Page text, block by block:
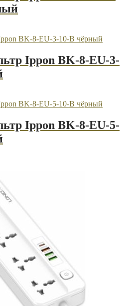
Ippon BK-8-EU-3-
Ippon BK-8-EU-5-